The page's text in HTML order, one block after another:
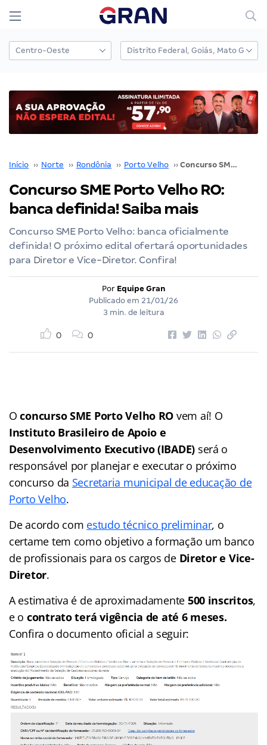
Início ›› Norte ›› Rondônia ›› Porto Velho ›› Concurso SME Porto Velho RO: banca definida! Saiba mais
Concurso SME Porto Velho RO:
banca definida! Saiba mais
Concurso SME Porto Velho: banca oficialmente
definida! O próximo edital ofertará oportunidades
para Diretor e Vice-Diretor. Confira!
Por Equipe Gran
Publicado em 21/01/26
3 min. de leitura
0 0
Oconcurso SME Porto Velho RO vem aí! O
Instituto Brasileiro de Apoio e
Desenvolvimento Executivo(IBADE) será o
responsável por planejar e executar o próximo
concurso da Secretaria municipal de educação de
Porto Velho.
De acordo com estudo técnico preliminar, o
certame tem como objetivo a formação um banco
de profissionais para os cargos de Diretor e Vice-
Diretor.
A estimativa é de aproximadamente 500 inscritos,
e o contrato terá vigência de até 6 meses.
Confira o documento oficial a seguir: